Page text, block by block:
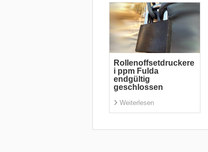
Rollenoffsetdruckere
i ppm Fulda
endgültig
geschlossen
Weiterlesen